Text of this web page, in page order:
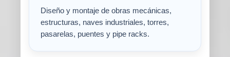
Diseño y montaje de obras mecánicas,
estructuras, naves industriales, torres,
pasarelas, puentes y pipe racks.